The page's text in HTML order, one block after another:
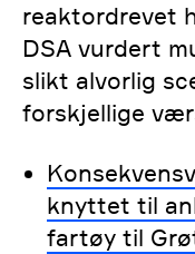
reaktordrevet
DSA vurdert
slikt alvorlig
forskjellige
knyttet til
fartøy til